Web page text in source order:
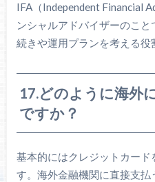
IFA（Independent Financial
ンシャルアドバイザーのこ
続きや運用プランを考える役
17.どのように海外
ですか？
基本的にはクレジットカード
す。海外金融機関に直接支